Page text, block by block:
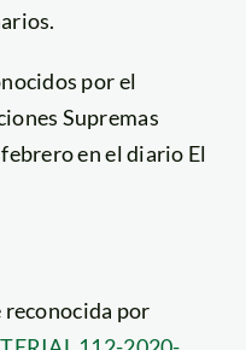
por el
Supremas
en el diario El
reconocida por